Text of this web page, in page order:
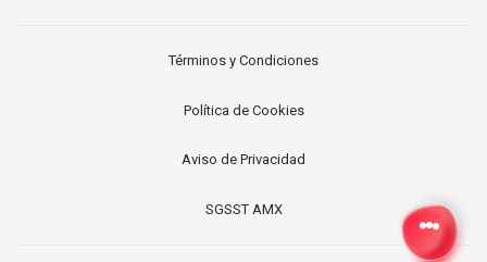
Términos y Condiciones
Política de Cookies
Aviso de Privacidad
SGSST AMX